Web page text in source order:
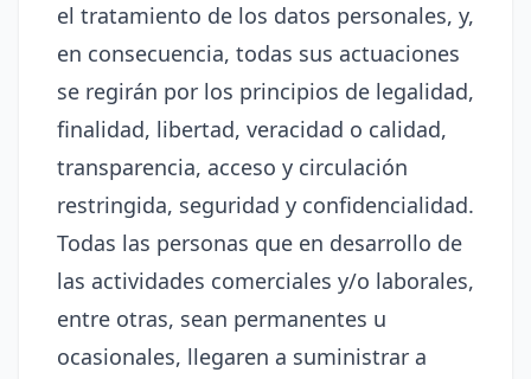
el tratamiento de los datos personales, y,
en consecuencia, todas sus actuaciones
se regirán por los principios de legalidad,
finalidad, libertad, veracidad o calidad,
transparencia, acceso y circulación
restringida, seguridad y confidencialidad.
Todas las personas que en desarrollo de
las actividades comerciales y/o laborales,
entre otras, sean permanentes u
ocasionales, llegaren a suministrar a